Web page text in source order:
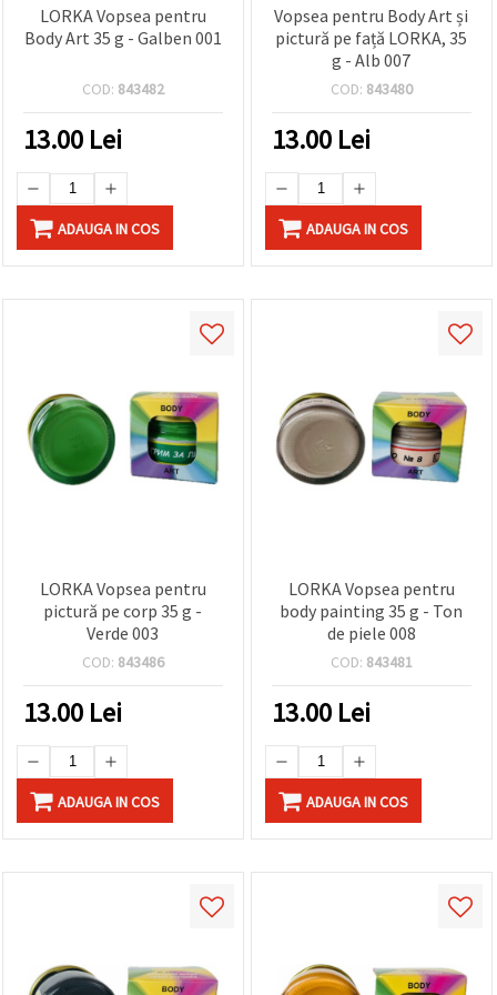
LORKA Vopsea pentru
Body Art 35 g - Galben 001
COD: 843482
13.00 Lei
ADAUGA IN COS
Vopsea pentru Body Art și
pictură pe față LORKA, 35
g - Alb 007
COD: 843480
13.00 Lei
ADAUGA IN COS
LORKA Vopsea pentru
pictură pe corp 35 g -
Verde 003
COD: 843486
13.00 Lei
ADAUGA IN COS
LORKA Vopsea pentru
body painting 35 g - Ton
de piele 008
COD: 843481
13.00 Lei
ADAUGA IN COS